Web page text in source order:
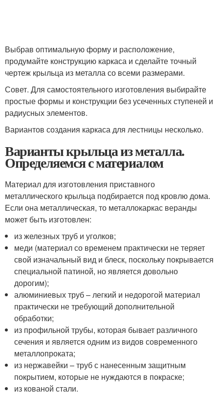
Выбрав оптимальную форму и расположение,
продумайте конструкцию каркаса и сделайте точный
чертеж крыльца из металла со всеми размерами.
Совет. Для самостоятельного изготовления выбирайте
простые формы и конструкции без усеченных ступеней и
радиусных элементов.
Вариантов создания каркаса для лестницы несколько.
Варианты крыльца из металла.
Определяемся с материалом
Материал для изготовления приставного
металлического крыльца подбирается под кровлю дома.
Если она металлическая, то металлокаркас веранды
может быть изготовлен:
из железных труб и уголков;
меди (материал со временем практически не теряет
свой изначальный вид и блеск, поскольку покрывается
специальной патиной, но является довольно
дорогим);
алюминиевых труб – легкий и недорогой материал
практически не требующий дополнительной
обработки;
из профильной трубы, которая бывает различного
сечения и является одним из видов современного
металлопроката;
из нержавейки – труб с нанесенным защитным
покрытием, которые не нуждаются в покраске;
из кованой стали.